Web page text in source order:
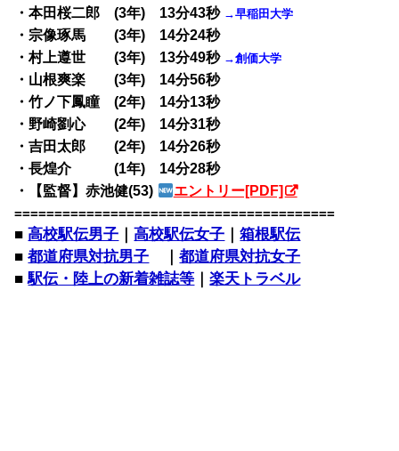
・本田桜二郎 (3年) 13分43秒 →早稲田大学
・宗像琢馬 (3年) 14分24秒
・村上遵世 (3年) 13分49秒→創価大学
・山根爽楽 (3年) 14分56秒
・竹ノ下鳳瞳 (2年) 14分13秒
・野崎劉心 (2年) 14分31秒
・吉田太郎 (2年) 14分26秒
・長煌介 (1年) 14分28秒
・【監督】赤池健(53)
エントリー[PDF]
========================================
■高校駅伝男子 ｜高校駅伝女子 ｜箱根駅伝
■都道府県対抗男子 ｜都道府県対抗女子
■駅伝・陸上の新着雑誌等 ｜楽天トラベル